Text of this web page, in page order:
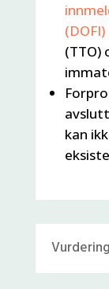
(DOFI)
(TTO)
kan